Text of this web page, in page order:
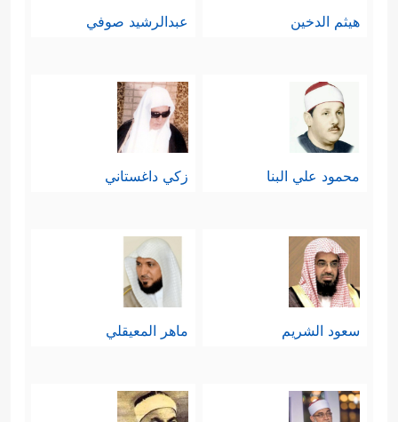
هيثم الدخين عبدالرشيد صوفي
محمود علي البنا زكي داغستاني
سعود الشريم ماهر المعيقلي